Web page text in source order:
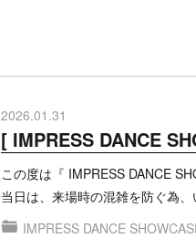
2026.01.31
[ IMPRESS DANCE
この度は『 IMPRESS DANCE
当日は、来場時の混雑を防ぐ為
IMPRESS DANCE